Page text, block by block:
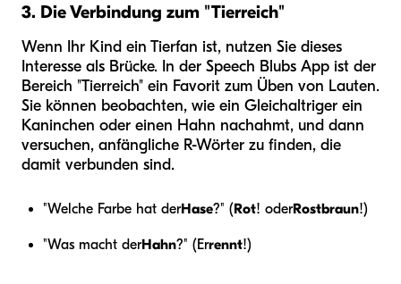
3. Die Verbindung zum "Tierreich"
Wenn Ihr Kind ein Tierfan ist, nutzen Sie dieses
Interesse als Brücke. In der Speech Blubs App ist der
Bereich "Tierreich" ein Favorit zum Üben von Lauten.
Sie können beobachten, wie ein Gleichaltriger ein
Kaninchen oder einen Hahn nachahmt, und dann
versuchen, anfängliche R-Wörter zu finden, die
damit verbunden sind.
"Welche Farbe hat derHase?" (Rot! oderRostbraun!)
"Was macht derHahn?" (Errennt!)